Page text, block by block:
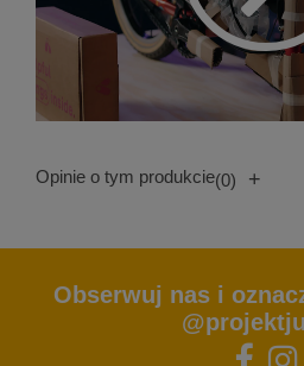
Opinie o tym produkcie(0) +
Obserwuj nas i